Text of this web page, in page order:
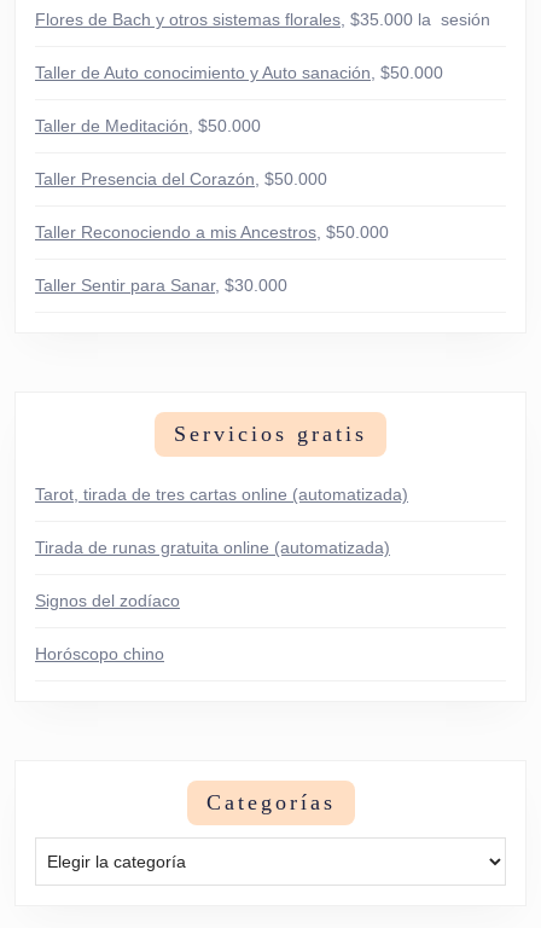
Flores de Bach y otros sistemas florales , $35.000 la sesión
Taller de Auto conocimiento y Auto sanación , $50.000
Taller de Meditación , $50.000
Taller Presencia del Corazón , $50.000
Taller Reconociendo a mis Ancestros , $50.000
Taller Sentir para Sanar, $30.000
Servicios gratis
Tarot, tirada de tres cartas online (automatizada)
Tirada de runas gratuita online (automatizada)
Signos del zodíaco
Horóscopo chino
Categorías